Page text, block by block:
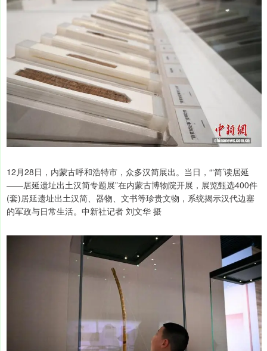
12月28日，内蒙古呼和浩特市，众多汉简展出。当日，“‘简’读居延
——居延遗址出土汉简专题展”在内蒙古博物院开展，展览甄选400件
(套)居延遗址出土汉简、器物、文书等珍贵文物，系统揭示汉代边塞
的军政与日常生活。中新社记者 刘文华 摄